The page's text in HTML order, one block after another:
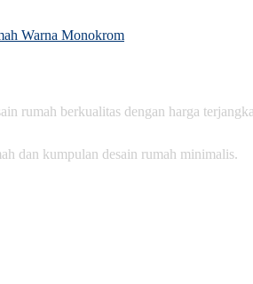
Warna Monokrom
rumah berkualitas dengan harga
dan kumpulan desain rumah minimalis.